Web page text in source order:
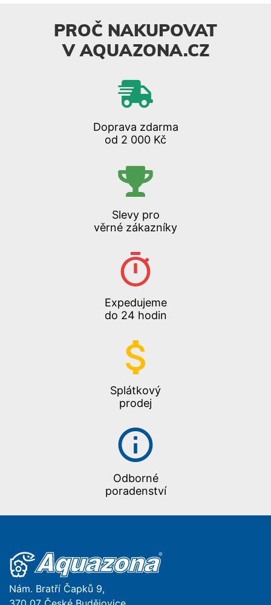
PROČ NAKUPOVAT
V AQUAZONA.CZ
Doprava zdarma
od 2 000 Kč
Slevy pro
věrné zákazníky
Expedujeme
do 24 hodin
Splátkový
prodej
Odborné
poradenství
Nám. Bratří Čapků 9,